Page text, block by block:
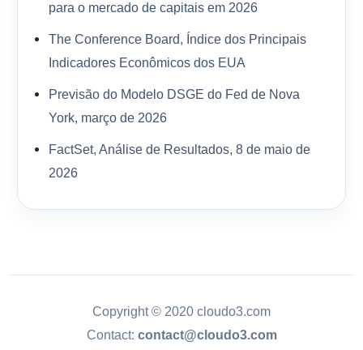
para o mercado de capitais em 2026
The Conference Board, Índice dos Principais
Indicadores Econômicos dos EUA
Previsão do Modelo DSGE do Fed de Nova
York, março de 2026
FactSet, Análise de Resultados, 8 de maio de
2026
Copyright © 2020 cloudo3.com
Contact: contact@cloudo3.com